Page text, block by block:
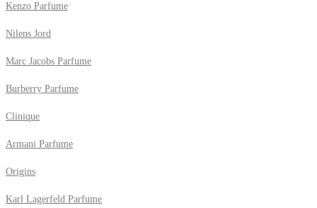
Kenzo Parfume
Nilens Jord
Marc Jacobs Parfume
Burberry Parfume
Clinique
Armani Parfume
Origins
Karl Lagerfeld Parfume